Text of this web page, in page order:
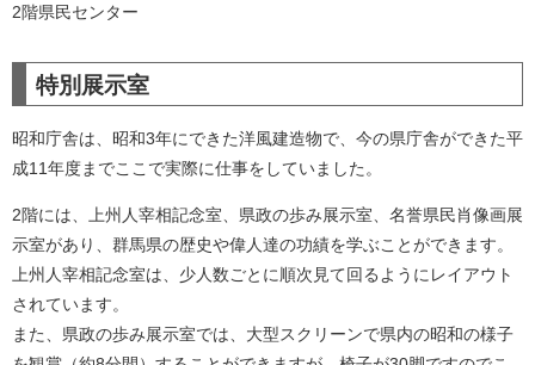
2階県民センター
特別展示室
昭和庁舎は、昭和3年にできた洋風建造物で、今の県庁舎ができた平
成11年度までここで実際に仕事をしていました。
2階には、上州人宰相記念室、県政の歩み展示室、名誉県民肖像画展
示室があり、群馬県の歴史や偉人達の功績を学ぶことができます。
上州人宰相記念室は、少人数ごとに順次見て回るようにレイアウト
されています。
また、県政の歩み展示室では、大型スクリーンで県内の昭和の様子